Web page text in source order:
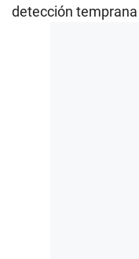
detección